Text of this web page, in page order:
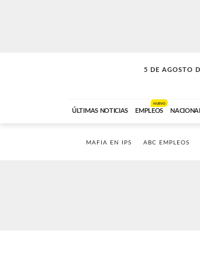
5 DE AGOSTO
SOLO
ÚLTIMAS NOTICIAS EMPLEOS
NUEVO
MAFIA EN IPS ABC EMPLEOS